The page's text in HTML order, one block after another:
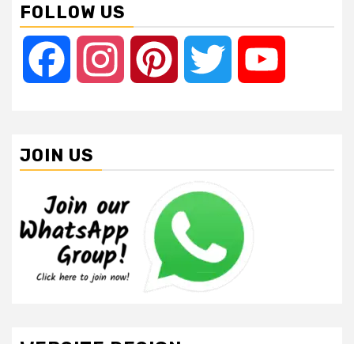
FOLLOW US
Facebook Instagram Pinterest Twitter
JOIN US